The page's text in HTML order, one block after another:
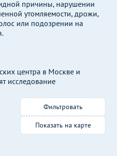
центра в Москве и
исследование
Фильтровать
Показать на карте
причины, нарушении
утомляемости, дрожи,
или подозрении на